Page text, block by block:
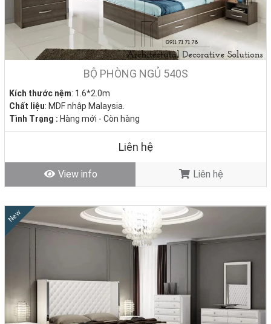
BỘ PHÒNG NGỦ 540S
Kích thước nệm: 1.6*2.0m
Chất liệu: MDF nhập Malaysia.
Tình Trạng : Hàng mới - Còn hàng
Liên hệ
View info Liên hệ
New